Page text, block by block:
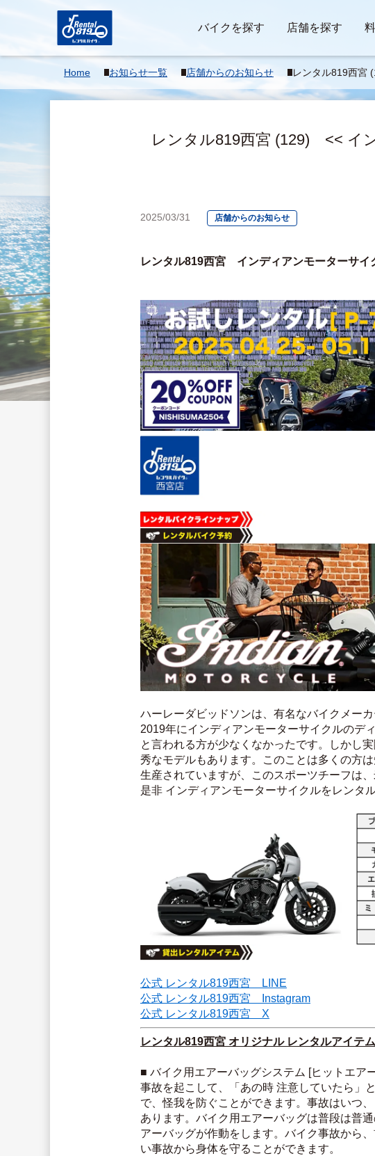
バイクを探す 店舗を探す
Home お知らせ一覧 店舗からのお知らせ
レンタル819西宮
モーターサイクル
レンタル819西宮 (129) << イ
2025/03/31 店舗からのお知らせ
レンタル819西宮　インディアンモーターサ
ハーレーダビッドソンは、有名なバイクメー
2019年にインディアンモーターサイクルのデ
と言われる方が少なくなかったです。しかし
秀なモデルもあります。このことは多くの方
生産されていますが、このスポーツチーフは
是非 インディアンモーターサイクルをレンタ
公式 レンタル819西宮　LINE
公式 レンタル819西宮　Instagram
公式 レンタル819西宮　X
レンタル819西宮 オリジナル レンタルアイテ
■ バイク用エアーバッグシステム [ヒットエア
事故を起こして、「あの時 注意していたら」
で、怪我を防ぐことができます。事故はいつ
あります。バイク用エアーバッグは普段は普
アーバッグが作動をします。バイク事故から
い事故から身体を守ることができます。